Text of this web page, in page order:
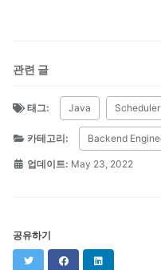
관련 글
태그: Java Scheduler
카테고리: Backend
업데이트: May 23, 2022
공유하기
Twitter Facebook